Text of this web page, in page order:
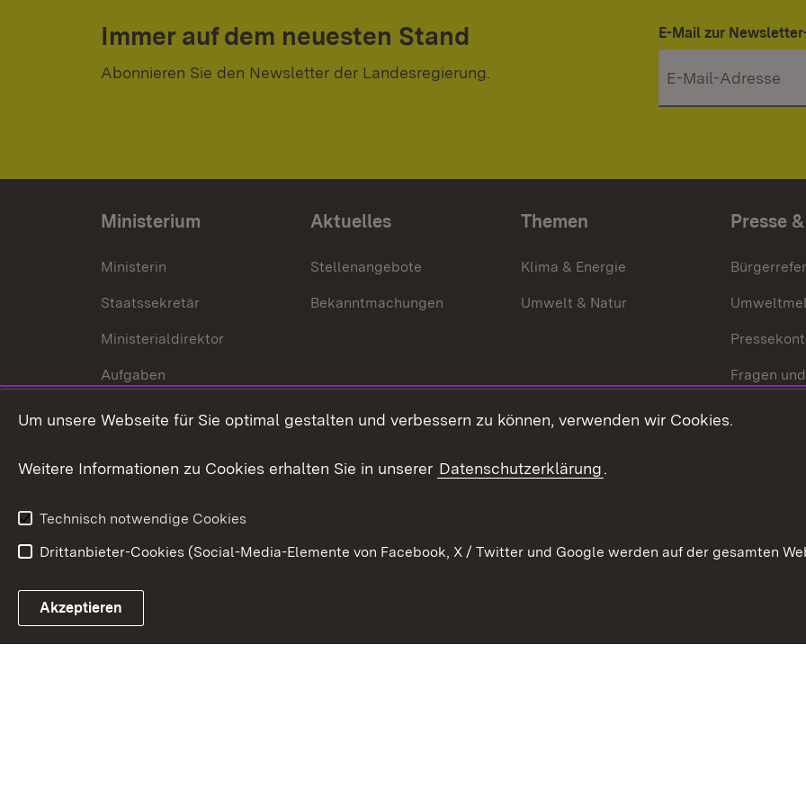
Immer auf dem neuesten Stand
Abonnieren Sie den Newsletter der Landesregierung.
E-Mail zur
Ministerium
Ministerin
Staatssekretär
Ministerialdirektor
Aufgaben
Internationale
Aktuelles
Stellenangebote
Bekanntmachungen
Themen
Klima & Energie
Umwelt & Natur
Presse
Fragen
Link zum Landesportal
Um unsere Webseite für Sie optimal gestalten und verbessern zu können, verwenden wir Cookies.
Weitere Informationen zu Cookies erhalten Sie in unserer Datenschutzerklärung.
Technisch notwendige Cookies
Drittanbieter-Cookies (Social-Media-Elemente von Facebook, X / Twitter und Google werden auf der gesamten
Akzeptieren